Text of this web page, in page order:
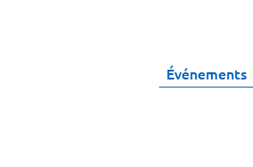
Événements